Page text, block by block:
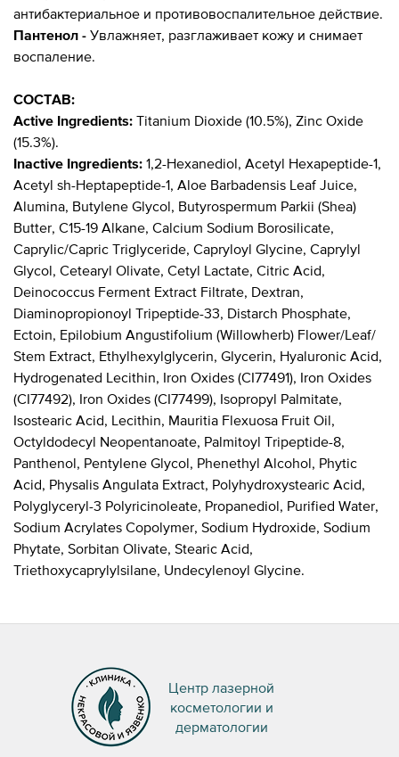
антибактериальное и противовоспалительное действие.
Пантенол - Увлажняет, разглаживает кожу и снимает
воспаление.
СОСТАВ:
Active Ingredients: Titanium Dioxide (10.5%), Zinc Oxide
(15.3%).
Inactive Ingredients: 1,2-Hexanediol, Acetyl Hexapeptide-1,
Acetyl sh-Heptapeptide-1, Aloe Barbadensis Leaf Juice,
Alumina, Butylene Glycol, Butyrospermum Parkii (Shea)
Butter, C15-19 Alkane, Calcium Sodium Borosilicate,
Caprylic/Capric Triglyceride, Capryloyl Glycine, Caprylyl
Glycol, Cetearyl Olivate, Cetyl Lactate, Citric Acid,
Deinococcus Ferment Extract Filtrate, Dextran,
Diaminopropionoyl Tripeptide-33, Distarch Phosphate,
Ectoin, Epilobium Angustifolium (Willowherb) Flower/Leaf/
Stem Extract, Ethylhexylglycerin, Glycerin, Hyaluronic Acid,
Hydrogenated Lecithin, Iron Oxides (CI77491), Iron Oxides
(CI77492), Iron Oxides (CI77499), Isopropyl Palmitate,
Isostearic Acid, Lecithin, Mauritia Flexuosa Fruit Oil,
Octyldodecyl Neopentanoate, Palmitoyl Tripeptide-8,
Panthenol, Pentylene Glycol, Phenethyl Alcohol, Phytic
Acid, Physalis Angulata Extract, Polyhydroxystearic Acid,
Polyglyceryl-3 Polyricinoleate, Propanediol, Purified Water,
Sodium Acrylates Copolymer, Sodium Hydroxide, Sodium
Phytate, Sorbitan Olivate, Stearic Acid,
Triethoxycaprylylsilane, Undecylenoyl Glycine.
Центр лазерной
косметологии и
дерматологии